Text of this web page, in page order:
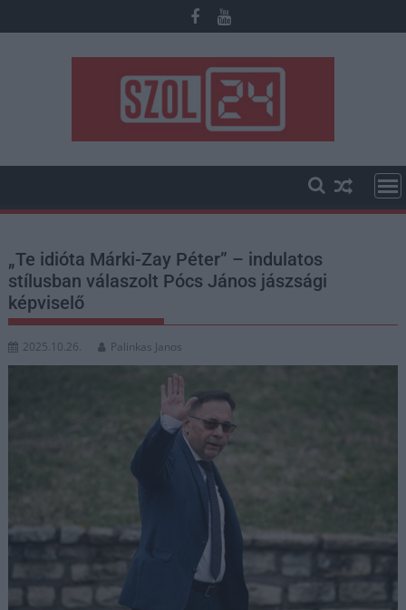
to
„Te idióta Márki-Zay Péter” – indulatos
stílusban válaszolt Pócs János jászsági
képviselő
2025.10.26. Palinkas Janos